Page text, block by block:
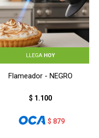
LLEGA HOY
Flameador - NEGRO
$ 1.100
$ 879